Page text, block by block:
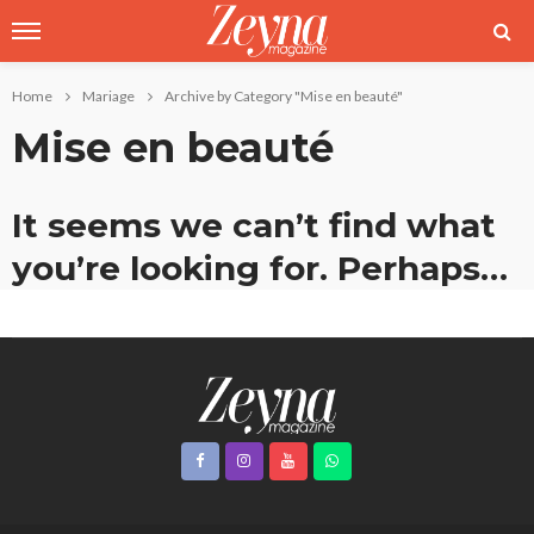
Home Mariage Archive by Category "Mise en beauté"
Mise en beauté
It seems we can’t find what
you’re looking for. Perhaps